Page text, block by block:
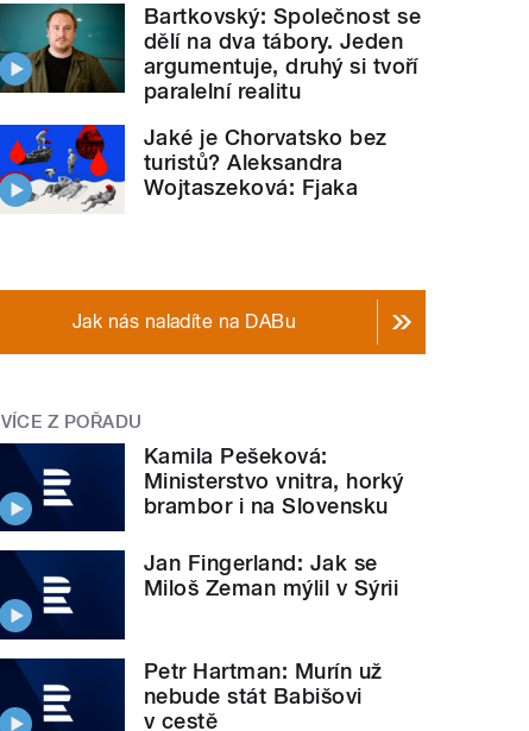
Bartkovský: Společnost se
dělí na dva tábory. Jeden
argumentuje, druhý si tvoří
paralelní realitu
Jaké je Chorvatsko bez
turistů? Aleksandra
Wojtaszeková: Fjaka
Jak nás naladíte na DABu
VÍCE Z POŘADU
Kamila Pešeková:
Ministerstvo vnitra, horký
brambor i na Slovensku
Jan Fingerland: Jak se
Miloš Zeman mýlil v Sýrii
Petr Hartman: Murín už
nebude stát Babišovi
v cestě